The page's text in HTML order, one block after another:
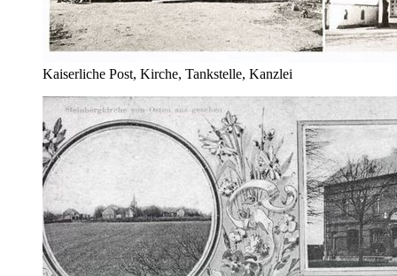
Kaiserliche Post, Kirche, Tankstelle, Kanzlei